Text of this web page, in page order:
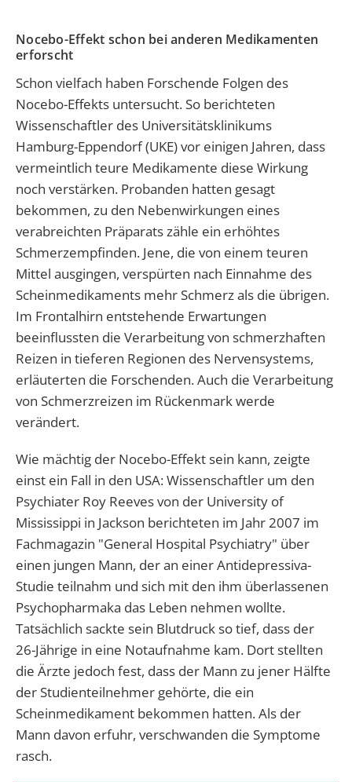
Nocebo-Effekt schon bei anderen Medikamenten
erforscht
Schon vielfach haben Forschende Folgen des
Nocebo-Effekts untersucht. So berichteten
Wissenschaftler des Universitätsklinikums
Hamburg-Eppendorf (UKE) vor einigen Jahren, dass
vermeintlich teure Medikamente diese Wirkung
noch verstärken. Probanden hatten gesagt
bekommen, zu den Nebenwirkungen eines
verabreichten Präparats zähle ein erhöhtes
Schmerzempfinden. Jene, die von einem teuren
Mittel ausgingen, verspürten nach Einnahme des
Scheinmedikaments mehr Schmerz als die übrigen.
Im Frontalhirn entstehende Erwartungen
beeinflussten die Verarbeitung von schmerzhaften
Reizen in tieferen Regionen des Nervensystems,
erläuterten die Forschenden. Auch die Verarbeitung
von Schmerzreizen im Rückenmark werde
verändert.
Wie mächtig der Nocebo-Effekt sein kann, zeigte
einst ein Fall in den USA: Wissenschaftler um den
Psychiater Roy Reeves von der University of
Mississippi in Jackson berichteten im Jahr 2007 im
Fachmagazin "General Hospital Psychiatry" über
einen jungen Mann, der an einer Antidepressiva-
Studie teilnahm und sich mit den ihm überlassenen
Psychopharmaka das Leben nehmen wollte.
Tatsächlich sackte sein Blutdruck so tief, dass der
26-Jährige in eine Notaufnahme kam. Dort stellten
die Ärzte jedoch fest, dass der Mann zu jener Hälfte
der Studienteilnehmer gehörte, die ein
Scheinmedikament bekommen hatten. Als der
Mann davon erfuhr, verschwanden die Symptome
rasch.